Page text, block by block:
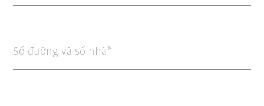
Số đường và số nhà